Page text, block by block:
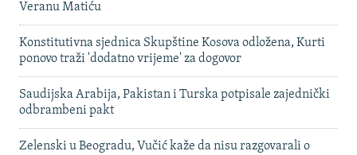
Veranu Matiću
Konstitutivna sjednica Skupštine Kosova odložena, Kurti
ponovo traži 'dodatno vrijeme' za dogovor
Saudijska Arabija, Pakistan i Turska potpisale zajednički
odbrambeni pakt
Zelenski u Beogradu, Vučić kaže da nisu razgovarali o